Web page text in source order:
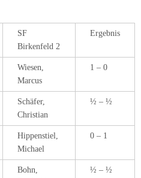
SF
Birkenfeld 2
Ergebnis
Wiesen,
Marcus
1 – 0
Schäfer,
Christian
½ – ½
Hippenstiel,
Michael
0 – 1
Bohn,
½ – ½